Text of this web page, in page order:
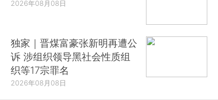
2026年08月08日
独家｜晋煤富豪张新明再遭公
诉 涉组织领导黑社会性质组
织等17宗罪名
2026年08月08日